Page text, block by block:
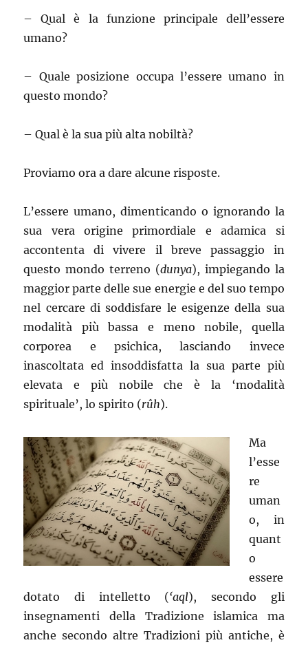
– Qual è la funzione principale dell’essere
umano?
– Quale posizione occupa l’essere umano in
questo mondo?
– Qual è la sua più alta nobiltà?
Proviamo ora a dare alcune risposte.
L’essere umano, dimenticando o ignorando la
sua vera origine primordiale e adamica si
accontenta di vivere il breve passaggio in
questo mondo terreno (dunya), impiegando la
maggior parte delle sue energie e del suo tempo
nel cercare di soddisfare le esigenze della sua
modalità più bassa e meno nobile, quella
corporea e psichica, lasciando invece
inascoltata ed insoddisfatta la sua parte più
elevata e più nobile che è la ‘modalità
spirituale’, lo spirito (rûh).
Ma
l’esse
re
uman
o, in
quant
o
essere
dotato di intelletto (‘aql), secondo gli
insegnamenti della Tradizione islamica ma
anche secondo altre Tradizioni più antiche, è